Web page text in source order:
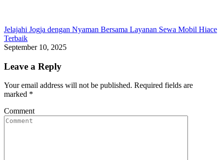
Jelajahi Jogja dengan Nyaman Bersama Layanan Sewa Mobil Hiace
Terbaik
September 10, 2025
Leave a Reply
Your email address will not be published. Required fields are
marked *
Comment